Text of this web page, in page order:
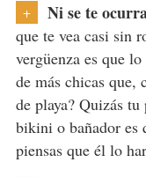
+ Ni se te
que te vea casi sin
vergüenza es que
de más chicas que,
de playa? Quizás
bikini o bañador es
piensas que él lo